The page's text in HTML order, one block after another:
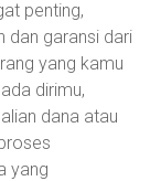
penting,
dan garansi dari
yang kamu
dirimu,
dana atau
yang